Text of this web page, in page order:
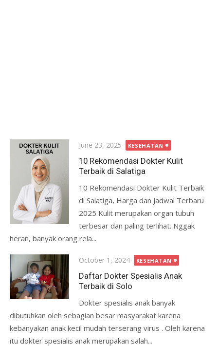
Posted
on
June 23, 2025 KESEHATAN
10 Rekomendasi Dokter Kulit
Terbaik di Salatiga
10 Rekomendasi Dokter Kulit Terbaik
di Salatiga, Harga dan Jadwal Terbaru
2025 Kulit merupakan organ tubuh
terbesar dan paling terlihat. Nggak
heran, banyak orang rela...
Posted
on
October 1, 2024 KESEHATAN
Daftar Dokter Spesialis Anak
Terbaik di Solo
Dokter spesialis anak banyak
dibutuhkan oleh sebagian besar masyarakat karena
kebanyakan anak kecil mudah terserang virus . Oleh karena
itu dokter spesialis anak merupakan salah...